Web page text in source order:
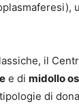
il
e di midollo
di